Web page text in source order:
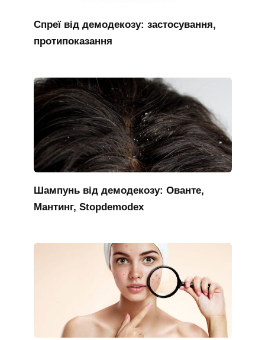
Спреї від демодекозу: застосування,
протипоказання
Шампунь від демодекозу: Ованте,
Мантинг, Stopdemodex